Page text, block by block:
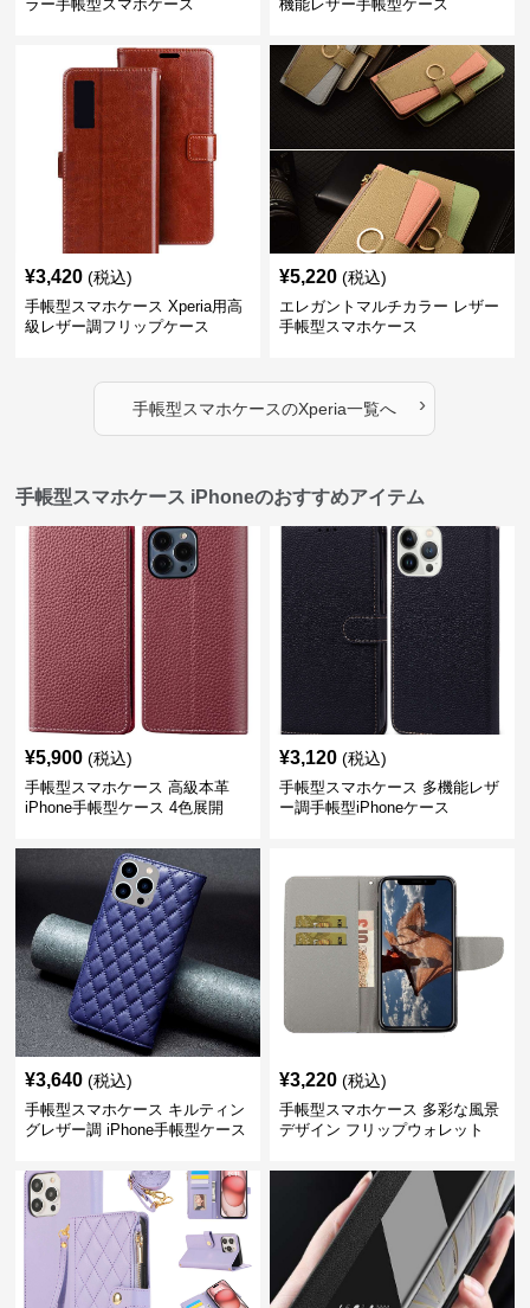
ラー手帳型スマホケース 機能レザー手帳型ケース
¥3,420 (税込)
手帳型スマホケース Xperia用高
級レザー調フリップケース
¥5,220 (税込)
エレガントマルチカラー レザー
手帳型スマホケース
手帳型スマホケースのXperia一覧へ ›
手帳型スマホケース iPhoneのおすすめアイテム
¥5,900 (税込)
手帳型スマホケース 高級本革
iPhone手帳型ケース 4色展開
¥3,120 (税込)
手帳型スマホケース 多機能レザ
ー調手帳型iPhoneケース
¥3,640 (税込)
手帳型スマホケース キルティン
グレザー調 iPhone手帳型ケース
¥3,220 (税込)
手帳型スマホケース 多彩な風景
デザイン フリップウォレット